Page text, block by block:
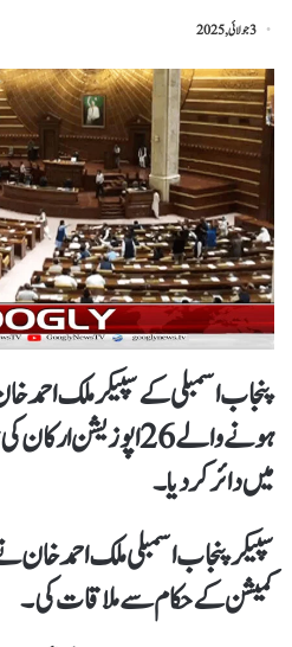
3 جولائی, 2025
پنجاب اسمبلی کے سپیکرملک احمد
ہونے والے26اپوزیشن
میں دائرکردیا۔
سپیکر پنجاب اسمبلی ملک احمد خان
کمیشن کے حکام سے ملاقات کی۔